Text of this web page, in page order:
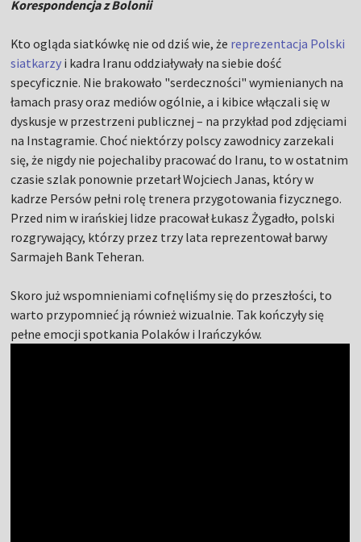
Korespondencja z Bolonii
Kto ogląda siatkówkę nie od dziś wie, że reprezentacja Polski
siatkarzy i kadra Iranu oddziaływały na siebie dość
specyficznie. Nie brakowało "serdeczności" wymienianych na
łamach prasy oraz mediów ogólnie, a i kibice włączali się w
dyskusje w przestrzeni publicznej – na przykład pod zdjęciami
na Instagramie. Choć niektórzy polscy zawodnicy zarzekali
się, że nigdy nie pojechaliby pracować do Iranu, to w ostatnim
czasie szlak ponownie przetarł Wojciech Janas, który w
kadrze Persów pełni rolę trenera przygotowania fizycznego.
Przed nim w irańskiej lidze pracował Łukasz Żygadło, polski
rozgrywający, którzy przez trzy lata reprezentował barwy
Sarmajeh Bank Teheran.
Skoro już wspomnieniami cofnęliśmy się do przeszłości, to
warto przypomnieć ją również wizualnie. Tak kończyły się
pełne emocji spotkania Polaków i Irańczyków.